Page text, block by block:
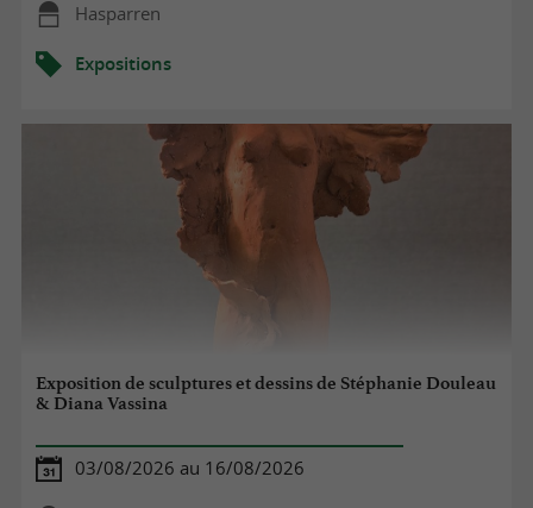
Hasparren
Expositions
Exposition de sculptures et dessins de Stéphanie Douleau
& Diana Vassina
03/08/2026 au 16/08/2026